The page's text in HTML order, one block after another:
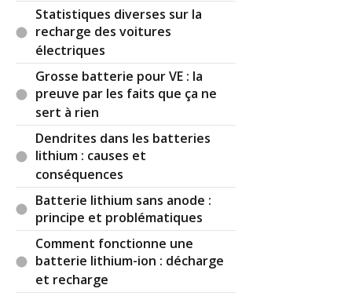
Statistiques diverses sur la
recharge des voitures
électriques
Grosse batterie pour VE : la
preuve par les faits que ça ne
sert à rien
Dendrites dans les batteries
lithium : causes et
conséquences
Batterie lithium sans anode :
principe et problématiques
Comment fonctionne une
batterie lithium-ion : décharge
et recharge